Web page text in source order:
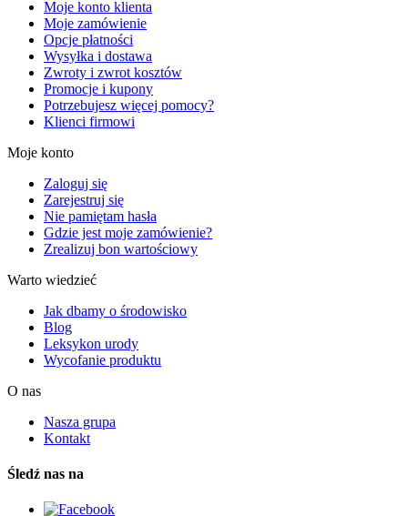
Moje konto klienta
Moje zamówienie
Opcje płatności
Wysyłka i dostawa
Zwroty i zwrot kosztów
Promocje i kupony
Potrzebujesz więcej pomocy?
Klienci firmowi
Moje konto
Zaloguj się
Zarejestruj się
Nie pamiętam hasła
Gdzie jest moje zamówienie?
Zrealizuj bon wartościowy
Warto wiedzieć
Jak dbamy o środowisko
Blog
Leksykon urody
Wycofanie produktu
O nas
Nasza grupa
Kontakt
Śledź nas na